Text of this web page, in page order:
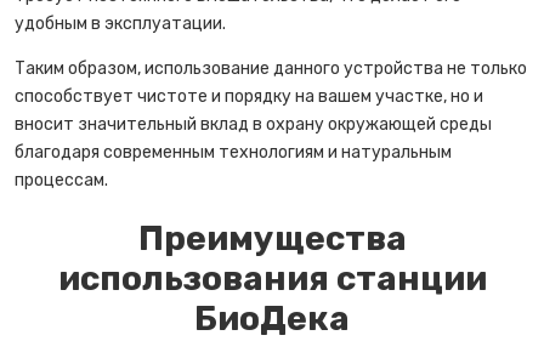
удобным в эксплуатации.
Таким образом, использование данного устройства не только
способствует чистоте и порядку на вашем участке, но и
вносит значительный вклад в охрану окружающей среды
благодаря современным технологиям и натуральным
процессам.
Преимущества
использования станции
БиоДека